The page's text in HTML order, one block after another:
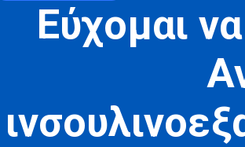
Εύχομαι